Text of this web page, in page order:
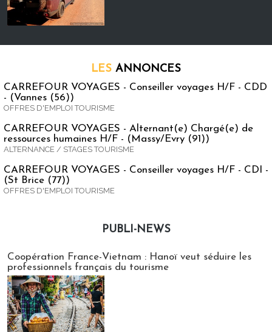
LES ANNONCES
CARREFOUR VOYAGES - Conseiller voyages H/F - CDD
- (Vannes (56))
OFFRES D'EMPLOI TOURISME
CARREFOUR VOYAGES - Alternant(e) Chargé(e) de
ressources humaines H/F - (Massy/Evry (91))
ALTERNANCE / STAGES TOURISME
CARREFOUR VOYAGES - Conseiller voyages H/F - CDI -
(St Brice (77))
OFFRES D'EMPLOI TOURISME
PUBLI-NEWS
Coopération France-Vietnam : Hanoï veut séduire les
professionnels français du tourisme